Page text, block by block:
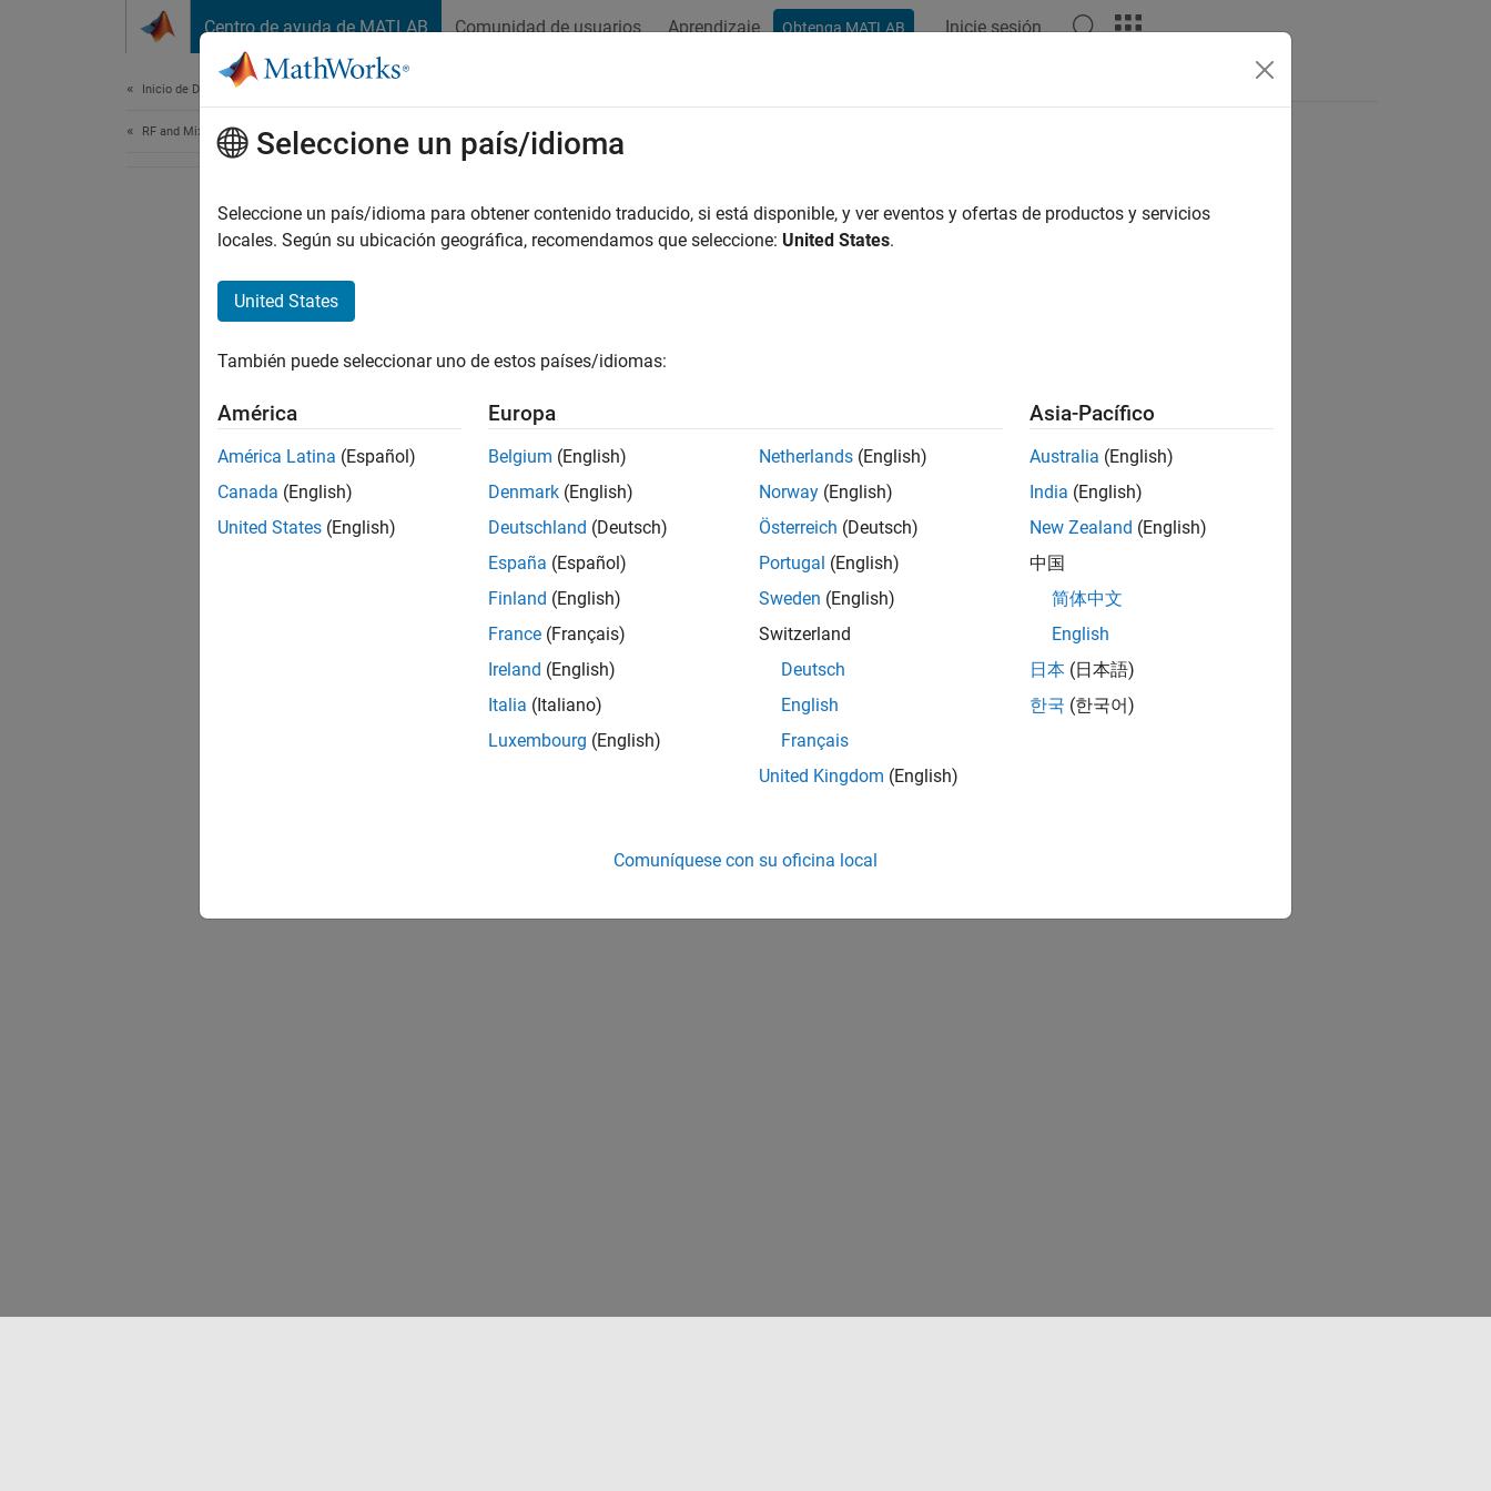
Centro de ayuda de MATLAB Comunidad de usuarios Aprendizaje Obtenga MATLAB Inicie sesión
Inicio de Documentación
RF and Mixed Signal
How useful was this information?
Seleccione un país/idioma
Seleccione un país/idioma para obtener contenido traducido, si está disponible, y ver eventos y ofertas de productos y servicios
locales. Según su ubicación geográfica, recomendamos que seleccione: United States.
United States
También puede seleccionar uno de estos países/idiomas:
América
América Latina (Español)
Canada (English)
United States (English)
Europa
Belgium (English)
Denmark (English)
Deutschland (Deutsch)
España (Español)
Finland (English)
France (Français)
Ireland (English)
Italia (Italiano)
Luxembourg (English)
Netherlands (English)
Norway (English)
Österreich (Deutsch)
Portugal (English)
Sweden (English)
Switzerland
Deutsch
English
Français
United Kingdom (English)
Asia-Pacífico
Australia (English)
India (English)
New Zealand (English)
中国
简体中文
English
日本 (日本語)
한국 (한국어)
Comuníquese con su oficina local